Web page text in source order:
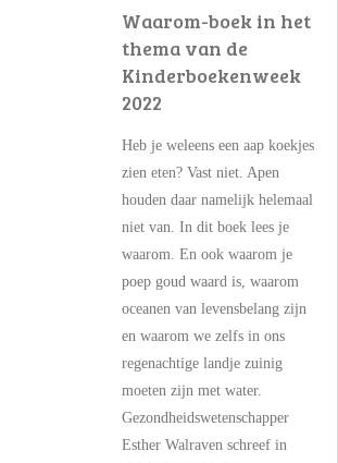
Waarom-boek in het
thema van de
Kinderboekenweek
2022
Heb je weleens een aap koekjes
zien eten? Vast niet. Apen
houden daar namelijk helemaal
niet van. In dit boek lees je
waarom. En ook waarom je
poep goud waard is, waarom
oceanen van levensbelang zijn
en waarom we zelfs in ons
regenachtige landje zuinig
moeten zijn met water.
Gezondheidswetenschapper
Esther Walraven schreef in